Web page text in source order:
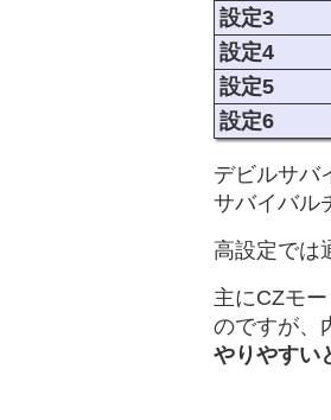
設定3
設定4
設定5
設定6
デビルサバ
サバイバル
高設定では
主にCZモ
のですが、
やりやすい